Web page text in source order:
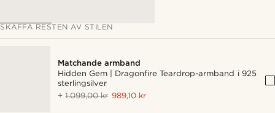
SKAFFA RESTEN AV STILEN
Matchande armband
Hidden Gem | Dragonfire Teardrop-armband i 925
sterlingsilver
+1.099,00 kr 989,10 kr